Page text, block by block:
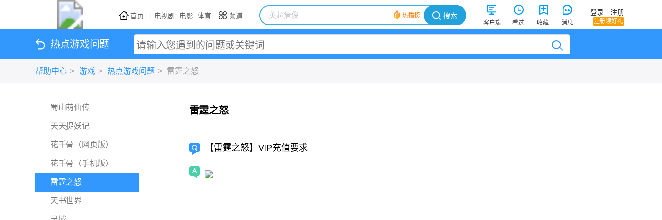
首页 电视剧 电影 体育
频道 注册
登录
注册领好礼
看过 收藏 消息
客户端
热播榜
热点游戏问题
帮助中心 > 游戏 > 热点游戏问题 > 雷霆之怒
雷霆之怒
【雷霆之怒】VIP充值要求
蜀山萌仙传
天天捉妖记
花千骨（网页版）
花千骨（手机版）
雷霆之怒
天书世界